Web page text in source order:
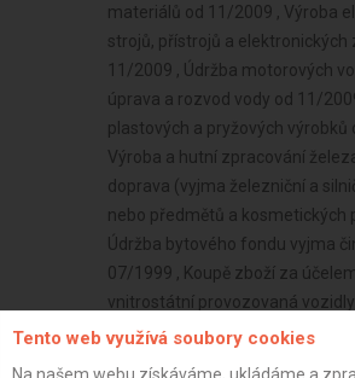
materiálů od 11/2009 , Výroba
strojů, přístrojů a
11/2009 , Údržba motorových
úprava a rozvod vody od 11/
plastových a pryžových
Výroba a hutní zpracování
doprava (vyjma železniční a
nebo předmětů a kosmetických
Údržba bytového fondu vyjma
07/1999 , Koupě zboží za
vnitrostátní provozovaná
určenými k přepravě zvířat
největší povolené hmotnosti
Tento web využívá soubory cookies